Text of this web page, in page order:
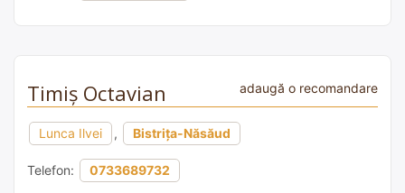
Timiş Octavian adaugă o recomandare
Lunca Ilvei , Bistrița-Năsăud
Telefon: 0733689732